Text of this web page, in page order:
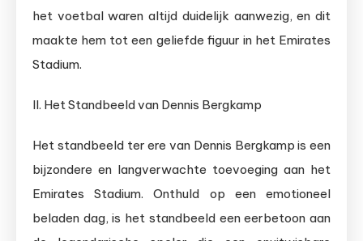
het voetbal waren altijd duidelijk aanwezig, en dit
maakte hem tot een geliefde figuur in het Emirates
Stadium.
II. Het Standbeeld van Dennis Bergkamp
Het standbeeld ter ere van Dennis Bergkamp is een
bijzondere en langverwachte toevoeging aan het
Emirates Stadium. Onthuld op een emotioneel
beladen dag, is het standbeeld een eerbetoon aan